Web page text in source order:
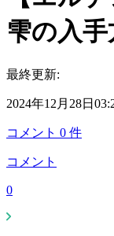
雫の入
最終更新:
2024年12月28日
コメント 0 件
コメント
0